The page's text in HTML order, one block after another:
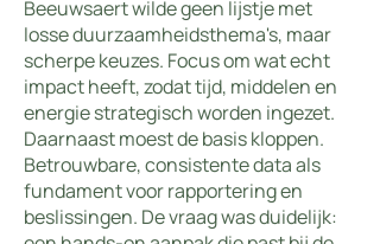
Beeuwsaert wilde geen lijstje met
losse duurzaamheidsthema's, maar
scherpe keuzes. Focus om wat echt
impact heeft, zodat tijd, middelen en
energie strategisch worden ingezet.
Daarnaast moest de basis kloppen.
Betrouwbare, consistente data als
fundament voor rapportering en
beslissingen. De vraag was duidelijk: